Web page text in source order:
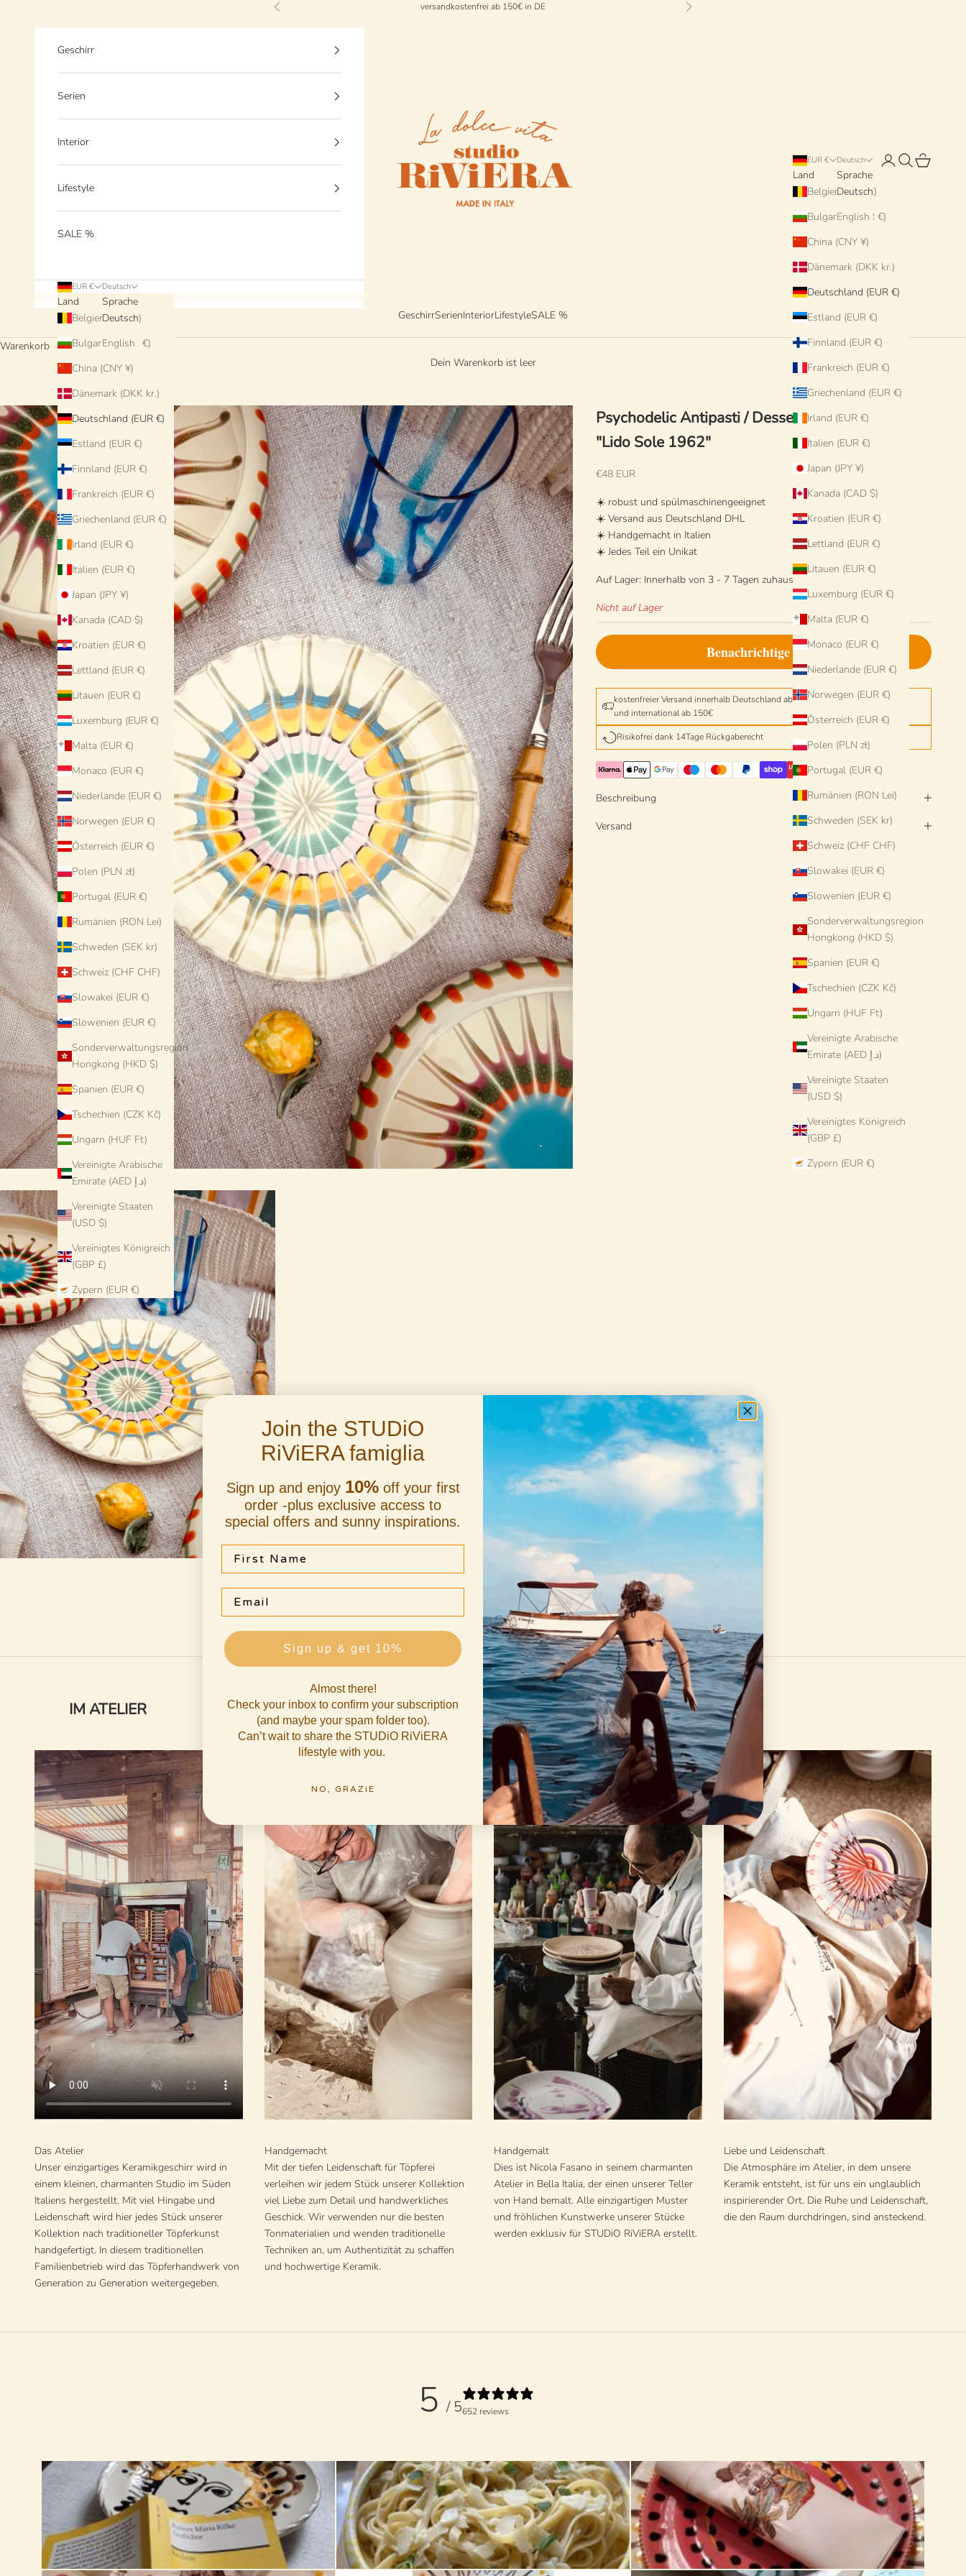
Zurück versandkostenfrei ab 150€ in DE Vor
StudioRiviera
GeschirrSerienInteriorLifestyleSALE %
EUR €
Land
Belgien (EUR €)
Bulgarien (EUR €)
China (CNY ¥)
Dänemark (DKK kr.)
Deutschland (EUR €)
Estland (EUR €)
Finnland (EUR €)
Frankreich (EUR €)
Griechenland (EUR €)
Irland (EUR €)
Italien (EUR €)
Japan (JPY ¥)
Kanada (CAD $)
Kroatien (EUR €)
Lettland (EUR €)
Litauen (EUR €)
Luxemburg (EUR €)
Malta (EUR €)
Monaco (EUR €)
Niederlande (EUR €)
Norwegen (EUR €)
Österreich (EUR €)
Polen (PLN zł)
Portugal (EUR €)
Rumänien (RON Lei)
Schweden (SEK kr)
Schweiz (CHF CHF)
Slowakei (EUR €)
Slowenien (EUR €)
Sonderverwaltungsregion
Hongkong (HKD $)
Spanien (EUR €)
Tschechien (CZK Kč)
Ungarn (HUF Ft)
Vereinigte Arabische
Emirate (AED د.إ)
Vereinigte Staaten
(USD $)
Vereinigtes Königreich
(GBP £)
Zypern (EUR €)
Deutsch
Sprache
Deutsch
English
Anmelden
SuchenWarenkorb
Geschirr
Serien
Interior
Lifestyle
SALE %
EUR €
Land
Belgien (EUR €)
Bulgarien (EUR €)
China (CNY ¥)
Dänemark (DKK kr.)
Deutschland (EUR €)
Estland (EUR €)
Finnland (EUR €)
Frankreich (EUR €)
Griechenland (EUR €)
Irland (EUR €)
Italien (EUR €)
Japan (JPY ¥)
Kanada (CAD $)
Kroatien (EUR €)
Lettland (EUR €)
Litauen (EUR €)
Luxemburg (EUR €)
Malta (EUR €)
Monaco (EUR €)
Niederlande (EUR €)
Norwegen (EUR €)
Österreich (EUR €)
Polen (PLN zł)
Portugal (EUR €)
Rumänien (RON Lei)
Schweden (SEK kr)
Schweiz (CHF CHF)
Slowakei (EUR €)
Slowenien (EUR €)
Sonderverwaltungsregion
Hongkong (HKD $)
Spanien (EUR €)
Tschechien (CZK Kč)
Ungarn (HUF Ft)
Vereinigte Arabische
Emirate (AED د.إ)
Vereinigte Staaten
(USD $)
Vereinigtes Königreich
(GBP £)
Zypern (EUR €)
Deutsch
Sprache
Deutsch
English
Warenkorb
Dein Warenkorb ist leer
Psychodelic Antipasti / Dessertteller - 20 cm
"Lido Sole 1962"
Angebot
€48 EUR
☀️ robust und spülmaschinengeeignet
☀️ Versand aus Deutschland DHL
☀️ Handgemacht in Italien
☀️ Jedes Teil ein Unikat
Auf Lager: Innerhalb von 3 - 7 Tagen zuhause auf Deinem Tisch.
Nicht auf Lager
Benachrichtige mich
kostenfreier Versand innerhalb Deutschland ab einem Einkaufswert von 150€
und international ab 150€
Risikofrei dank 14Tage Rückgaberecht
Beschreibung
Versand
IM ATELIER
Das Atelier
Unser einzigartiges Keramikgeschirr wird in
einem kleinen, charmanten Studio im Süden
Italiens hergestellt. Mit viel Hingabe und
Leidenschaft wird hier jedes Stück unserer
Kollektion nach traditioneller Töpferkunst
handgefertigt. In diesem traditionellen
Familienbetrieb wird das Töpferhandwerk von
Generation zu Generation weitergegeben.
Handgemacht
Mit der tiefen Leidenschaft für Töpferei
verleihen wir jedem Stück unserer Kollektion
viel Liebe zum Detail und handwerkliches
Geschick. Wir verwenden nur die besten
Tonmaterialien und wenden traditionelle
Techniken an, um Authentizität zu schaffen
und hochwertige Keramik.
Handgemalt
Dies ist Nicola Fasano in seinem charmanten
Atelier in Bella Italia, der einen unserer Teller
von Hand bemalt. Alle einzigartigen Muster
und fröhlichen Kunstwerke unserer Stücke
werden exklusiv für STUDiO RiViERA erstellt.
Liebe und Leidenschaft
Die Atmosphäre im Atelier, in dem unsere
Keramik entsteht, ist für uns ein unglaublich
inspirierender Ort. Die Ruhe und Leidenschaft,
die den Raum durchdringen, sind ansteckend.
5 / 5652 reviews
Join the STUDiO
RiViERA famiglia
Sign up and enjoy 10%off your first
order -plus exclusive access to
special offers and sunny inspirations.
First Name
Email
Sign up & get 10%
Almost there!
Check your inbox to confirm your subscription
(and maybe your spam folder too).
Can’t wait to share the STUDiO RiViERA
lifestyle with you.
NO, GRAZiE